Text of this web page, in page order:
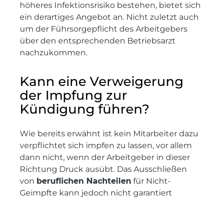
höheres Infektionsrisiko bestehen, bietet sich
ein derartiges Angebot an. Nicht zuletzt auch
um der Führsorgepflicht des Arbeitgebers
über den entsprechenden Betriebsarzt
nachzukommen.
Kann eine Verweigerung
der Impfung zur
Kündigung führen?
Wie bereits erwähnt ist kein Mitarbeiter dazu
verpflichtet sich impfen zu lassen, vor allem
dann nicht, wenn der Arbeitgeber in dieser
Richtung Druck ausübt. Das Ausschließen
von beruflichen Nachteilen für Nicht-
Geimpfte kann jedoch nicht garantiert